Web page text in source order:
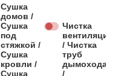
Сушка
домов /
Сушка
под
стяжкой /
Сушка
кровли /
Сушка
Чистка
вентиляции
/ Чистка
труб
дымохода
/